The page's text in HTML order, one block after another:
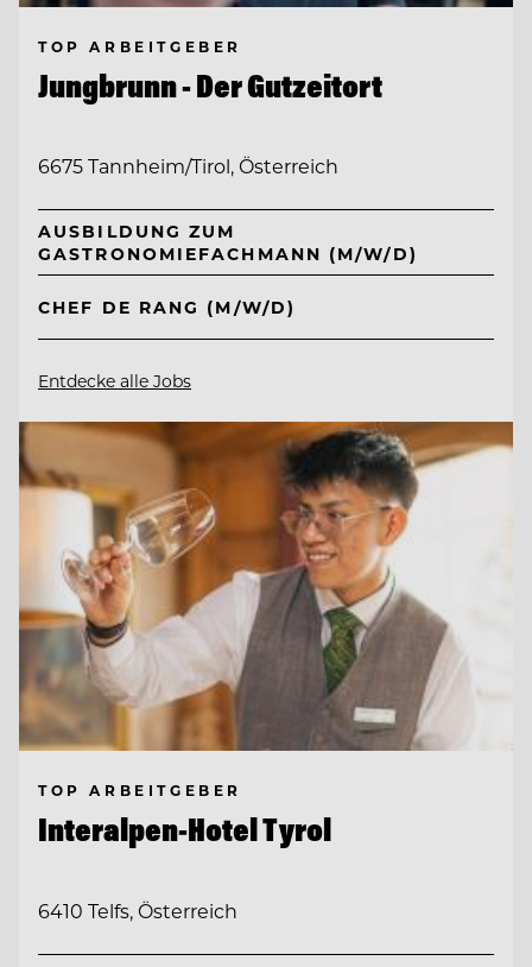
TOP ARBEITGEBER
Jungbrunn - Der Gutzeitort
6675 Tannheim/Tirol, Österreich
AUSBILDUNG ZUM
GASTRONOMIEFACHMANN (M/W/D)
CHEF DE RANG (M/W/D)
Entdecke alle Jobs
TOP ARBEITGEBER
Interalpen-Hotel Tyrol
6410 Telfs, Österreich